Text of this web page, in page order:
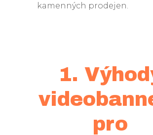
kamenných prodejen.
1.
pro